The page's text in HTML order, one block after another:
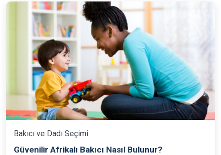
Bakıcı ve Dadı Seçimi
Güvenilir Afrikalı Bakıcı Nasıl Bulunur?